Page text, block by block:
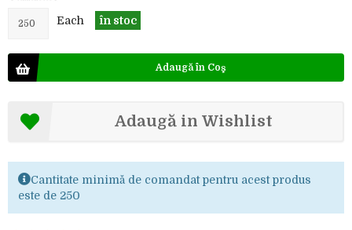
Each
în stoc
Adaugă în Coş
Adaugă in Wishlist
Cantitate minimă de comandat pentru acest produs
este de 250